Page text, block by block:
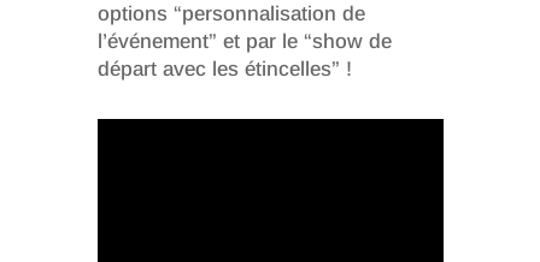
options “personnalisation de
l’événement” et par le “show de
départ avec les étincelles” !